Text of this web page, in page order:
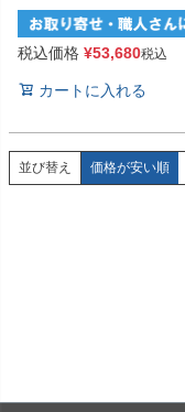
税込価格 ¥53,680税込
カートに入れる
並び替え 価格が安い順